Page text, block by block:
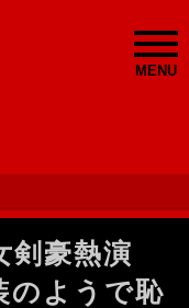
MENU
剣豪熱演
のようで恥